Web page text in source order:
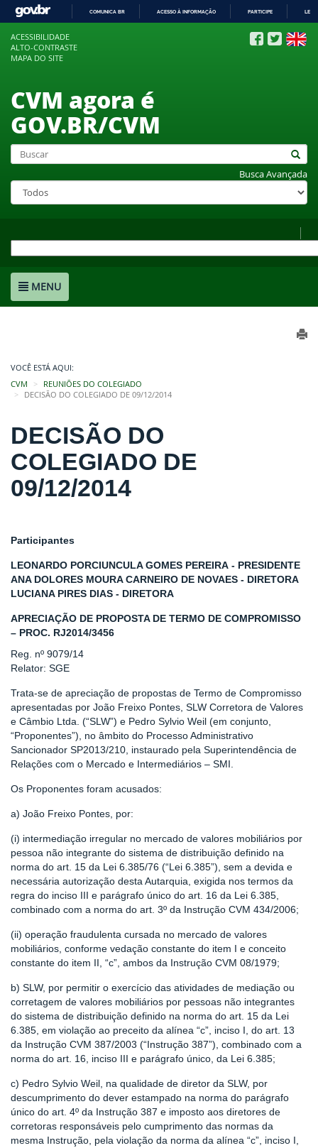
COMUNICA BR ACESSO À INFORMAÇÃO PARTICIPE
ACESSIBILIDADE
ALTO-CONTRASTE
MAPA DO SITE
CVM agora é
GOV.BR/CVM
Busca Avançada
MENU
VOCÊ ESTÁ AQUI:
CVM
REUNIÕES DO COLEGIADO
DECISÃO DO COLEGIADO DE 09/12/2014
DECISÃO DO
COLEGIADO DE
09/12/2014
Participantes
LEONARDO PORCIUNCULA GOMES PEREIRA - PRESIDENTE
ANA DOLORES MOURA CARNEIRO DE NOVAES - DIRETORA
LUCIANA PIRES DIAS - DIRETORA
APRECIAÇÃO DE PROPOSTA DE TERMO DE COMPROMISSO
– PROC. RJ2014/3456
Reg. nº 9079/14
Relator: SGE
Trata-se de apreciação de propostas de Termo de Compromisso
apresentadas por João Freixo Pontes, SLW Corretora de Valores
e Câmbio Ltda. (“SLW”) e Pedro Sylvio Weil (em conjunto,
“Proponentes”), no âmbito do Processo Administrativo
Sancionador SP2013/210, instaurado pela Superintendência de
Relações com o Mercado e Intermediários – SMI.
Os Proponentes foram acusados:
a) João Freixo Pontes, por:
(i) intermediação irregular no mercado de valores mobiliários por
pessoa não integrante do sistema de distribuição definido na
norma do art. 15 da Lei 6.385/76 (“Lei 6.385”), sem a devida e
necessária autorização desta Autarquia, exigida nos termos da
regra do inciso III e parágrafo único do art. 16 da Lei 6.385,
combinado com a norma do art. 3º da Instrução CVM 434/2006;
(ii) operação fraudulenta cursada no mercado de valores
mobiliários, conforme vedação constante do item I e conceito
constante do item II, “c”, ambos da Instrução CVM 08/1979;
b) SLW, por permitir o exercício das atividades de mediação ou
corretagem de valores mobiliários por pessoas não integrantes
do sistema de distribuição definido na norma do art. 15 da Lei
6.385, em violação ao preceito da alínea “c”, inciso I, do art. 13
da Instrução CVM 387/2003 (“Instrução 387”), combinado com a
norma do art. 16, inciso III e parágrafo único, da Lei 6.385;
c) Pedro Sylvio Weil, na qualidade de diretor da SLW, por
descumprimento do dever estampado na norma do parágrafo
único do art. 4º da Instrução 387 e imposto aos diretores de
corretoras responsáveis pelo cumprimento das normas da
mesma Instrução, pela violação da norma da alínea “c”, inciso I,